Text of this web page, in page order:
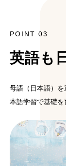
POINT 03
英語も
母語（日本語）
本語学習で基礎を